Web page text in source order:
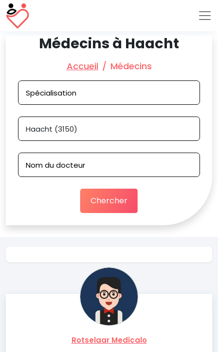
Médecins à Haacht
Accueil Médecins
Chercher
Rotselaar Medicalo